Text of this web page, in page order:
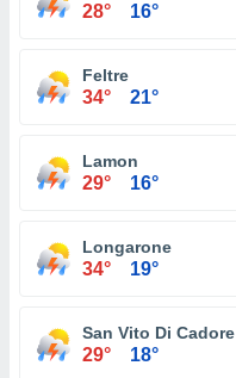
28° 16°
Feltre
34° 21°
Lamon
29° 16°
Longarone
34° 19°
San Vito Di Cadore
29° 18°